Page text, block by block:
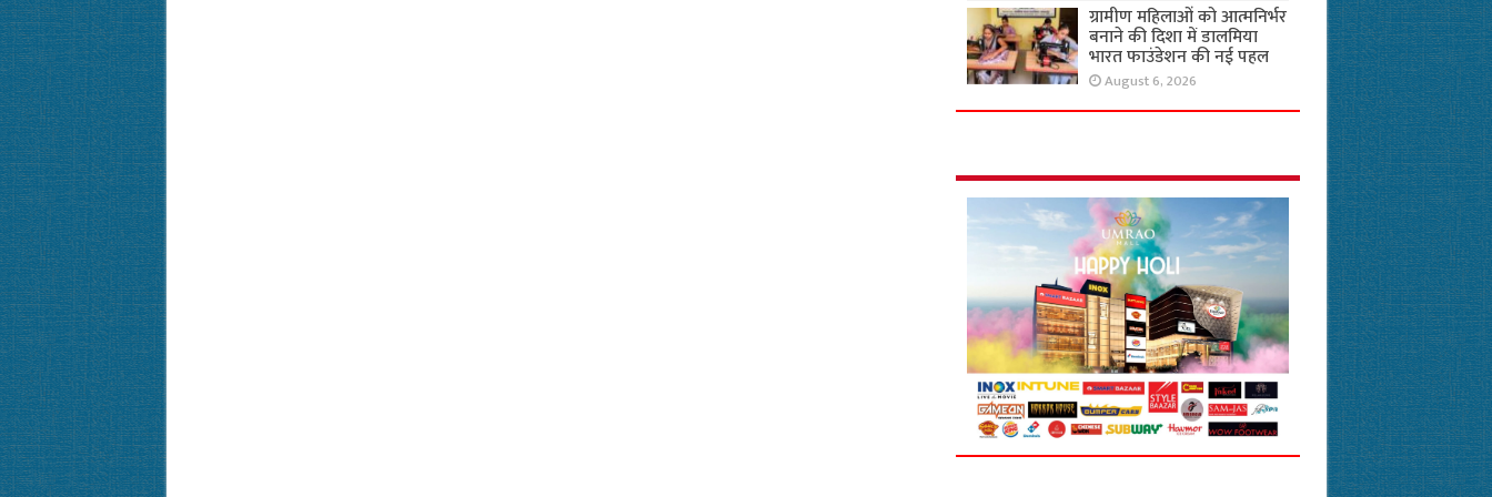
ग्रामीण महिलाओं को आत्मनिर्भर
बनाने की दिशा में डालमिया
भारत फाउंडेशन की नई पहल
August 6, 2026